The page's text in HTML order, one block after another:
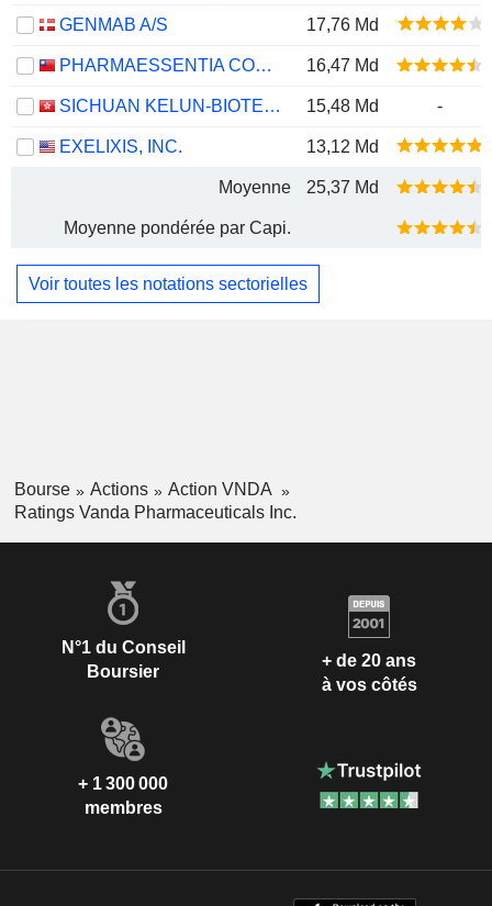
GENMAB A/S 17,76 Md
PHARMAESSENTIA CORPORATION 16,47 Md
SICHUAN KELUN-BIOTECH BIOPHARMACEUTICAL CO., LTD. 15,48 Md -
EXELIXIS, INC. 13,12 Md
Moyenne 25,37 Md
Moyenne pondérée par Capi.
Voir toutes les notations sectorielles
Bourse Actions
Action VNDA
Ratings Vanda Pharmaceuticals Inc.
N°1 du Conseil
Boursier
+ de 20 ans
à vos côtés
+ 1 300 000
membres